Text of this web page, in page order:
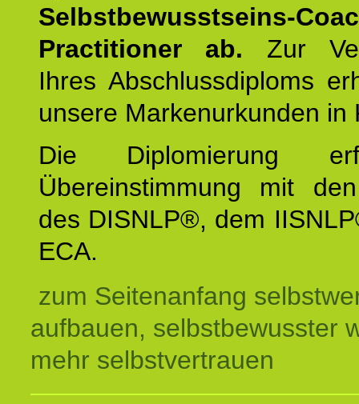
Selbstbewusstseins-
Practitioner ab. Zur
Ihres Abschlussdiploms
unsere Markenurkunden in
Die Diplomierung
Übereinstimmung mit
des DISNLP®, dem
ECA.
zum Seitenanfang
aufbauen, selbstbewusster
mehr selbstvertrauen